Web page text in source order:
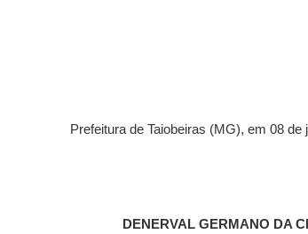
Prefeitura de Taiobeiras (MG), em 08 de
DENERVAL GERMANO DA